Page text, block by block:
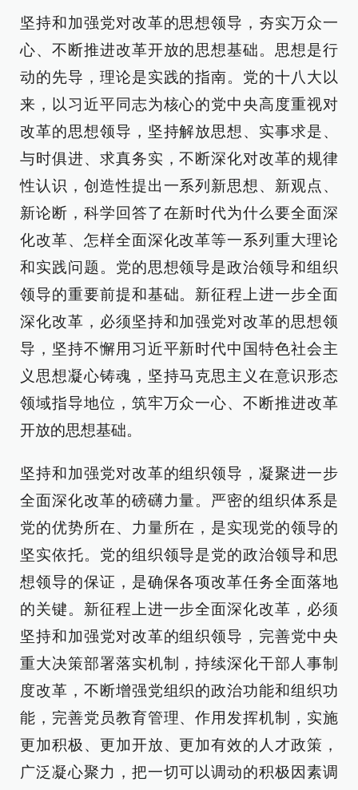
坚持和加强党对改革的思想领导，夯实万众一
心、不断推进改革开放的思想基础。思想是行
动的先导，理论是实践的指南。党的十八大以
来，以习近平同志为核心的党中央高度重视对
改革的思想领导，坚持解放思想、实事求是、
与时俱进、求真务实，不断深化对改革的规律
性认识，创造性提出一系列新思想、新观点、
新论断，科学回答了在新时代为什么要全面深
化改革、怎样全面深化改革等一系列重大理论
和实践问题。党的思想领导是政治领导和组织
领导的重要前提和基础。新征程上进一步全面
深化改革，必须坚持和加强党对改革的思想领
导，坚持不懈用习近平新时代中国特色社会主
义思想凝心铸魂，坚持马克思主义在意识形态
领域指导地位，筑牢万众一心、不断推进改革
开放的思想基础。
坚持和加强党对改革的组织领导，凝聚进一步
全面深化改革的磅礴力量。严密的组织体系是
党的优势所在、力量所在，是实现党的领导的
坚实依托。党的组织领导是党的政治领导和思
想领导的保证，是确保各项改革任务全面落地
的关键。新征程上进一步全面深化改革，必须
坚持和加强党对改革的组织领导，完善党中央
重大决策部署落实机制，持续深化干部人事制
度改革，不断增强党组织的政治功能和组织功
能，完善党员教育管理、作用发挥机制，实施
更加积极、更加开放、更加有效的人才政策，
广泛凝心聚力，把一切可以调动的积极因素调